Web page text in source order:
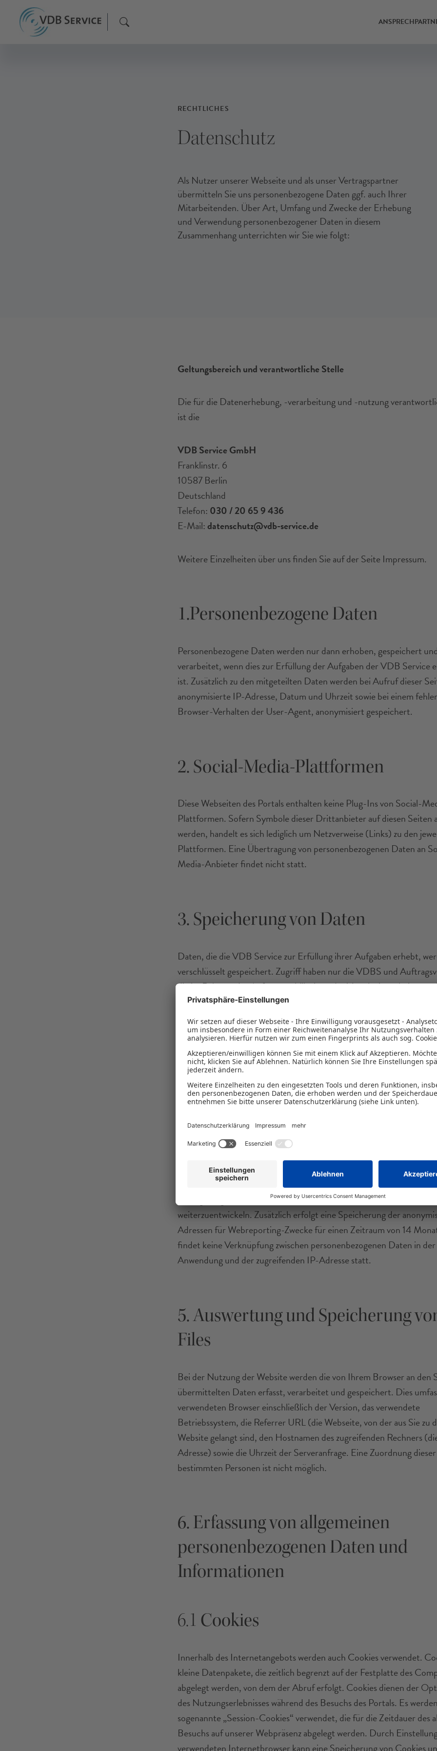
RECHTLICHES
Datenschutz
Als Nutzer unserer Webseite und als unser Vertragspartner
übermitteln Sie uns personenbezogene Daten ggf. auch Ihrer
Mitarbeitenden. Über Art, Umfang und Zwecke der Erhebung
und Verwendung personenbezogener Daten in diesem
Zusammenhang unterrichten wir Sie wie folgt:
Geltungsbereich und verantwortliche Stelle
Die für die Datenerhebung, -verarbeitung und -nutzung
ist die
VDB Service GmbH
Franklinstr. 6
10587 Berlin
Deutschland
Telefon: 030 / 20 65 9 436
E-Mail:datenschutz@vdb-service.de
Weitere Einzelheiten über uns finden Sie auf der Seite Impressum.
1.Personenbezogene Daten
Personenbezogene Daten werden nur dann erhoben, gespeichert
verarbeitet, wenn dies zur Erfüllung der Aufgaben der VDB Service
ist. Zusätzlich zu den mitgeteilten Daten werden bei Aufruf dieser
anonymisierte IP-Adresse, Datum und Uhrzeit sowie bei einem
Browser-Verhalten der User-Agent, anonymisiert gespeichert.
2. Social-Media-Plattformen
Diese Webseiten des Portals enthalten keine Plug-Ins von Social-
Plattformen. Sofern Symbole dieser Drittanbieter auf diesen Seiten
werden, handelt es sich lediglich um Netzverweise (Links) zu den
Plattformen. Eine Übertragung von personenbezogenen Daten an
Media-Anbieter findet nicht statt.
3. Speicherung von Daten
Daten, die die VDB Service zur Erfüllung ihrer Aufgaben erhebt,
verschlüsselt gespeichert. Zugriff haben nur die VDBS und
die im Rahmen des Auftragsverhältnisses der Verschwiegenheit
VDBS erfüllt ihre Aufgaben als Servicegesellschaft gegenüber ihren
Servicepartnern auch durch externe Dienstleister und verarbeitet in
Zusammenhang Daten. Diese werden in Erfüllung ihrer
soweit erforderlich auch den Servicepartnern zur Verfügung
anderer Dritter auf diese Daten ist nicht möglich. Die VDBS
Daten ausschließlich dazu, die Aufgaben gemäß ihrem
erfüllen.
4. Speicherung von IP-Adressen
Die VDBS nutzt im Übrigen lediglich anonymisierte Daten, um die
Anfragemöglichkeit über die Webseite inhaltlich und technisch
weiterzuentwickeln. Zusätzlich erfolgt eine Speicherung der
Adressen für Webreporting-Zwecke für einen Zeitraum von 14
findet keine Verknüpfung zwischen personenbezogenen Daten in der
Anwendung und der zugreifenden IP-Adresse statt.
5. Auswertung und Speicherung
Files
Bei der Nutzung der Website werden die von Ihrem Browser an den
übermittelten Daten erfasst, verarbeitet und gespeichert. Dies
verwendeten Browser einschließlich der Version, das verwendete
Betriebssystem, die Referrer URL (die Webseite, von der aus Sie zu
Website gelangt sind, den Hostnamen des zugreifenden Rechners
Adresse) sowie die Uhrzeit der Serveranfrage. Eine Zuordnung
bestimmten Personen ist nicht möglich.
6. Erfassung von allgemeinen
personenbezogenen Daten und
Informationen
6.1 Cookies
Innerhalb des Internetangebots werden auch Cookies verwendet.
kleine Datenpakete, die zeitlich begrenzt auf der Festplatte des
abgelegt werden, von dem der Abruf erfolgt. Cookies dienen der
des Nutzungserlebnisses während des Besuchs des Portals. Es
sogenannte „Session-Cookies“ verwendet, die für die Zeitdauer des
Besuchs auf unserer Webpräsenz abgelegt werden. Durch